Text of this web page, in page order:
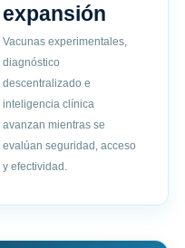
expansión
Vacunas experimentales,
diagnóstico
descentralizado e
inteligencia clínica
avanzan mientras se
evalúan seguridad, acceso
y efectividad.